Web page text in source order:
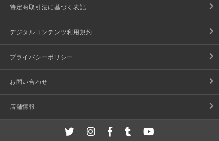
特定商取引法に基づく表記
デジタルコンテンツ利用規約
プライバシーポリシー
お問い合わせ
店舗情報